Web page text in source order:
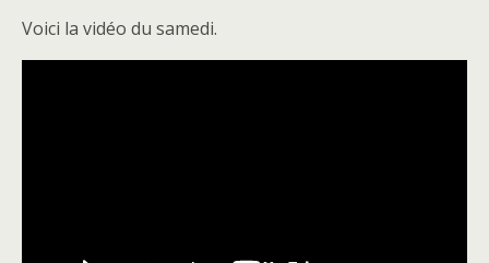
Voici la vidéo du samedi.